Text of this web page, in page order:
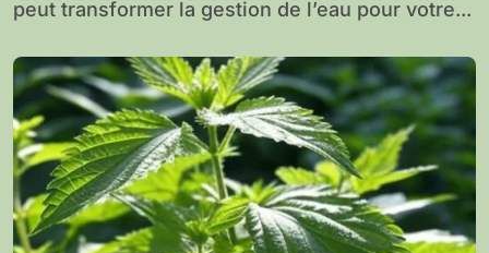
peut transformer la gestion de l’eau pour votre...